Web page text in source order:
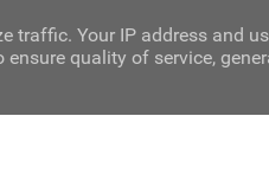
traffic. Your IP address and
quality of service,